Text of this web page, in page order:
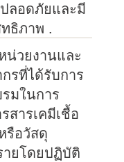
ลอดภัยและมี
ธิภาพ .
น่วยงานและ
รที่ได้รับการ
มในการ
สารเคมีเชื้อ
รือวัสดุ
ยโดยปฏิบัติ